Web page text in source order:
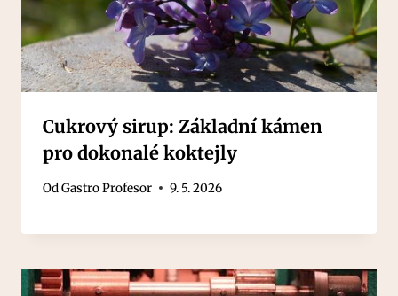
Cukrový sirup: Základní kámen
pro dokonalé koktejly
OdGastro Profesor 9. 5. 2026